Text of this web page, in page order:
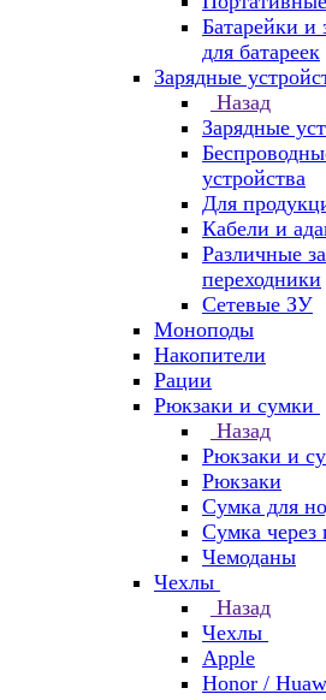
Батарейки и
для батареек
Зарядные
Назад
Зарядные
устройства
Для
Кабели и
Различные
переходники
Сетевые ЗУ
Моноподы
Накопители
Рации
Рюкзаки и сумки
Назад
Рюкзаки и
Рюкзаки
Сумка для
Сумка через
Чемоданы
Чехлы
Назад
Чехлы
Apple
Honor /